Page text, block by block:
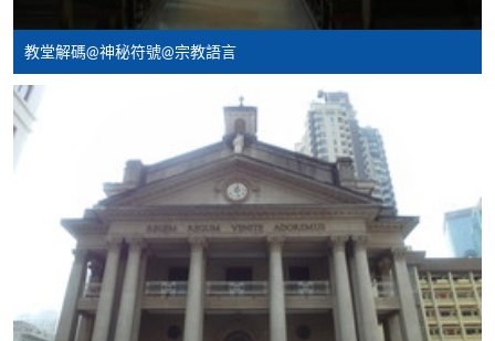
報讀同一學歷頒授課程內其他單元
​學院為學歷頒授課程特設「註冊及學費通知」，適
用於一般學歷頒授課程。
課程負責人會為學員送上「註冊及學費通知」
(「通知」)，請填妥有關「通知」，並親往報名中
心或以郵遞方式，遞交「通知」及繳交所需費用。
有關繳費詳情，請參閱
。如對報名程序有任
教堂解碼@神秘符號@宗教語言